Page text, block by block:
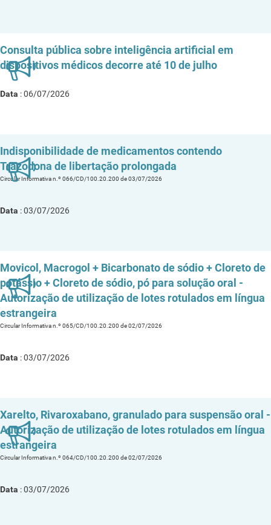
Consulta pública sobre inteligência artificial em
dispositivos médicos decorre até 10 de julho
Data : 06/07/2026
Indisponibilidade de medicamentos contendo
Trazodona de libertação prolongada
Circular Informativa n.º 066/CD/100.20.200 de 03/07/2026
Data : 03/07/2026
Movicol, Macrogol + Bicarbonato de sódio + Cloreto de
potássio + Cloreto de sódio, pó para solução oral -
Autorização de utilização de lotes rotulados em língua
estrangeira
Circular Informativa n.º 065/CD/100.20.200 de 02/07/2026
Data : 03/07/2026
Xarelto, Rivaroxabano, granulado para suspensão oral -
Autorização de utilização de lotes rotulados em língua
estrangeira
Circular Informativa n.º 064/CD/100.20.200 de 02/07/2026
Data : 03/07/2026